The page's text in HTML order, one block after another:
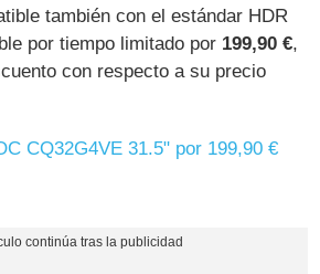
también con el estándar HDR
por tiempo limitado por 199,90 €,
con respecto a su precio
CQ32G4VE 31.5" por 199,90 €